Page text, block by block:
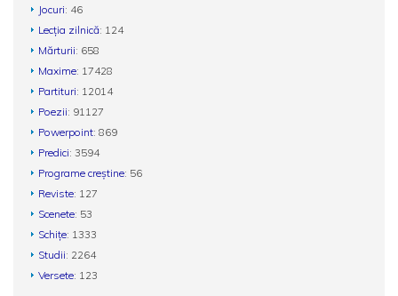
Jocuri: 46
Lecția zilnică: 124
Mărturii: 658
Maxime: 17428
Partituri: 12014
Poezii: 91127
Powerpoint: 869
Predici: 3594
Programe creștine: 56
Reviste: 127
Scenete: 53
Schițe: 1333
Studii: 2264
Versete: 123